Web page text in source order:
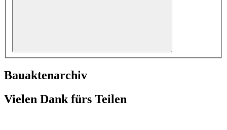
Bauaktenarchiv
Vielen Dank fürs Teilen